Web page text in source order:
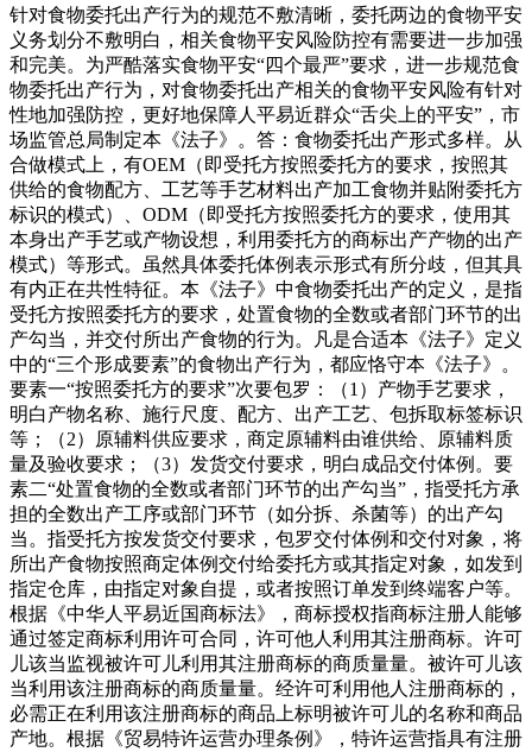
针对食物委托出产行为的规范不敷清晰，委托两边的食物平安
义务划分不敷明白，相关食物平安风险防控有需要进一步加强
和完美。为严酷落实食物平安“四个最严”要求，进一步规范食
物委托出产行为，对食物委托出产相关的食物平安风险有针对
性地加强防控，更好地保障人平易近群众“舌尖上的平安”，市
场监管总局制定本《法子》。答：食物委托出产形式多样。从
合做模式上，有OEM（即受托方按照委托方的要求，按照其
供给的食物配方、工艺等手艺材料出产加工食物并贴附委托方
标识的模式）、ODM（即受托方按照委托方的要求，使用其
本身出产手艺或产物设想，利用委托方的商标出产产物的出产
模式）等形式。虽然具体委托体例表示形式有所分歧，但其具
有内正在共性特征。本《法子》中食物委托出产的定义，是指
受托方按照委托方的要求，处置食物的全数或者部门环节的出
产勾当，并交付所出产食物的行为。凡是合适本《法子》定义
中的“三个形成要素”的食物出产行为，都应恪守本《法子》。
要素一“按照委托方的要求”次要包罗：（1）产物手艺要求，
明白产物名称、施行尺度、配方、出产工艺、包拆取标签标识
等；（2）原辅料供应要求，商定原辅料由谁供给、原辅料质
量及验收要求；（3）发货交付要求，明白成品交付体例。要
素二“处置食物的全数或者部门环节的出产勾当”，指受托方承
担的全数出产工序或部门环节（如分拆、杀菌等）的出产勾
当。指受托方按发货交付要求，包罗交付体例和交付对象，将
所出产食物按照商定体例交付给委托方或其指定对象，如发到
指定仓库，由指定对象自提，或者按照订单发到终端客户等。
根据《中华人平易近国商标法》，商标授权指商标注册人能够
通过签定商标利用许可合同，许可他人利用其注册商标。许可
儿该当监视被许可儿利用其注册商标的商质量量。被许可儿该
当利用该注册商标的商质量量。经许可利用他人注册商标的，
必需正在利用该注册商标的商品上标明被许可儿的名称和商品
产地。根据《贸易特许运营办理条例》，特许运营指具有注册